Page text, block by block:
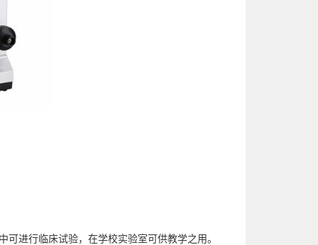
进行临床试验，在学校实验室可供教学之用。